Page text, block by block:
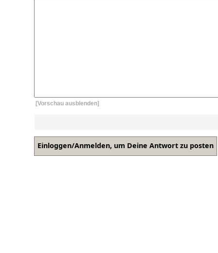
[Vorschau ausblenden]